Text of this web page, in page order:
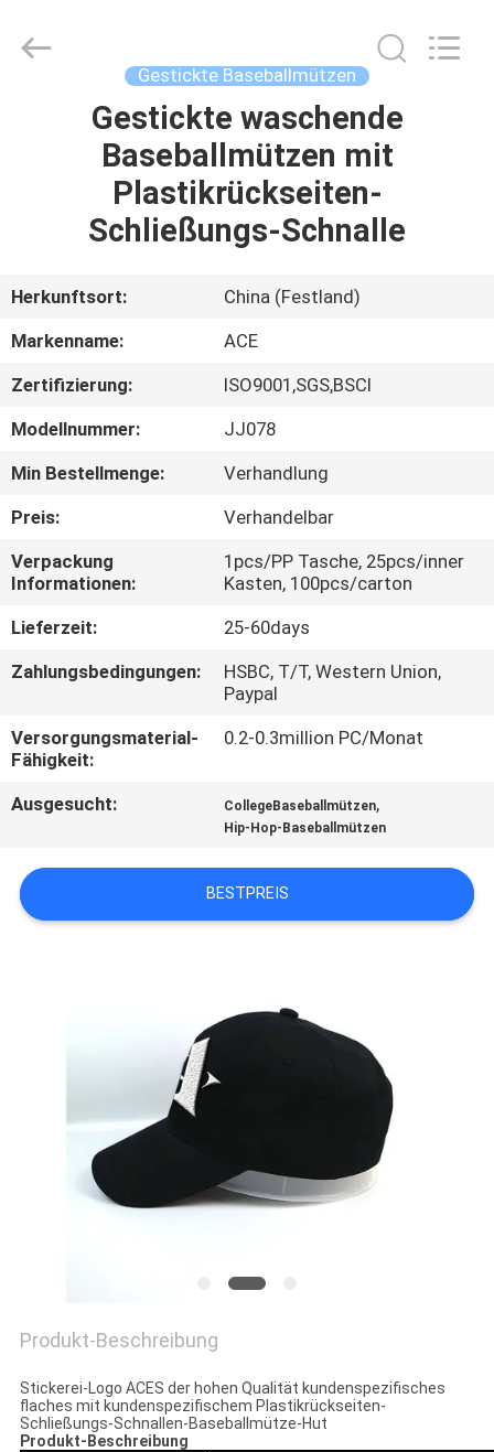
PRODUKTE
UNS
AUSFLUG
QUALITÄTSKONTROLLE
TRETEN
SIE
MIT
UNS
VERBINDUNG
NACHRICHTEN
FÄLLE
Ltd..
Gestickte Baseballmützen
Gestickte waschende
Baseballmützen mit
Plastikrückseiten-
Schließungs-Schnalle
Herkunftsort:
China (Festland)
Markenname:
ACE
Zertifizierung:
ISO9001,SGS,BSCI
Modellnummer:
JJ078
Min Bestellmenge:
Verhandlung
Preis:
Verhandelbar
Verpackung
Informationen:
1pcs/PP Tasche, 25pcs/inner
Kasten, 100pcs/carton
Lieferzeit:
25-60days
Zahlungsbedingungen:
HSBC, T/T, Western Union,
Paypal
Versorgungsmaterial-
Fähigkeit:
0.2-0.3million PC/Monat
Ausgesucht: CollegeBaseballmützen,
Hip-Hop-Baseballmützen
BESTPREIS
Produkt-Beschreibung
Stickerei-Logo ACES der hohen Qualität kundenspezifisches
flaches mit kundenspezifischem Plastikrückseiten-
Schließungs-Schnallen-Baseballmütze-Hut
Produkt-Beschreibung